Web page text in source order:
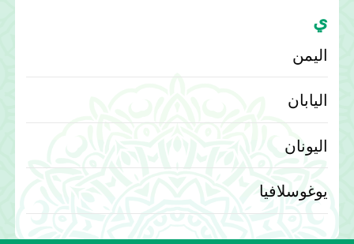
ي
اليمن
اليابان
اليونان
يوغوسلافيا